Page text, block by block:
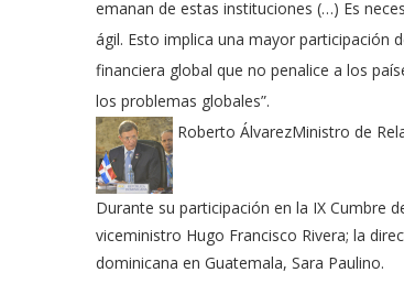
emanan de estas instituciones (…) Es
ágil. Esto implica una mayor participación
financiera global que no penalice a los
los problemas globales”.
Roberto ÁlvarezMinistro de
Durante su participación en la IX Cumbre
viceministro Hugo Francisco Rivera; la
dominicana en Guatemala, Sara Paulino.